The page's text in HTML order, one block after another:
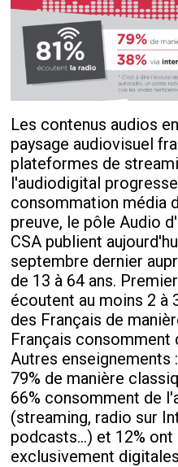
Les contenus audios
paysage audiovisuel
plateformes de
l'audiodigital
consommation média
preuve, le pôle Audio
CSA publient
septembre dernier
de 13 à 64 ans.
écoutent au moins 2 à
des Français de
Français consomment
Autres enseignements
79% de manière
66% consomment de
(streaming, radio sur
podcasts...) et 12%
exclusivement